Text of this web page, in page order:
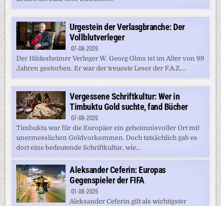
Urgestein der Verlasgbranche: Der
Vollblutverleger
07-08-2026
Der Hildesheimer Verleger W. Georg Olms ist im Alter von 99
Jahren gestorben. Er war der treueste Leser der F.A.Z....
Vergessene Schriftkultur: Wer in
Timbuktu Gold suchte, fand Bücher
07-08-2026
Timbuktu war für die Europäer ein geheimnisvoller Ort mit
unermesslichen Goldvorkommen. Doch tatsächlich gab es
dort eine bedeutende Schriftkultur, wie...
Aleksander Ceferin: Europas
Gegenspieler der FIFA
01-08-2026
Aleksander Ceferin gilt als wichtigster